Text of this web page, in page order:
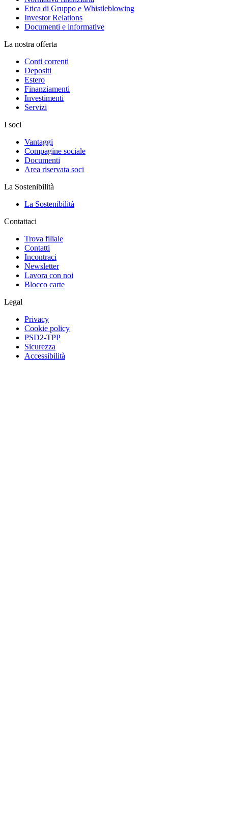
Etica di Gruppo e Whistleblowing
Investor Relations
Documenti e informative
La nostra offerta
Conti correnti
Depositi
Estero
Finanziamenti
Investimenti
Servizi
I soci
Vantaggi
Compagine sociale
Documenti
Area riservata soci
La Sostenibilità
La Sostenibilità
Contattaci
Trova filiale
Contatti
Incontraci
Newsletter
Lavora con noi
Blocco carte
Legal
Privacy
Cookie policy
PSD2-TPP
Sicurezza
Accessibilità